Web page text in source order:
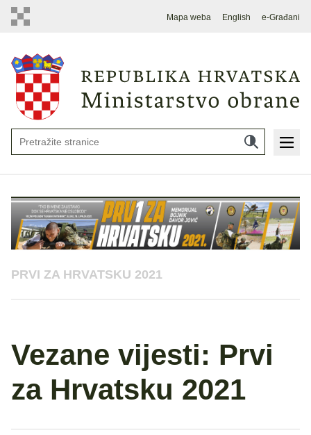
Mapa weba English e-Građani
PRVI ZA HRVATSKU 2021
Vezane vijesti: Prvi
za Hrvatsku 2021